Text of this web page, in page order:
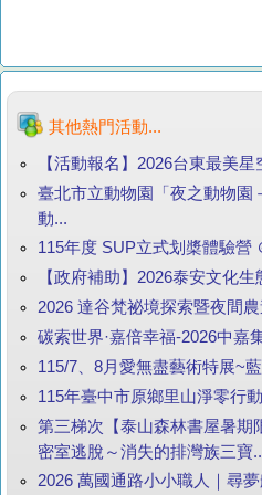
其他熱門活動...
【活動報名】2026台東最美
臺北市立動物園「夜之動物園
動...
115年度 SUP立式划槳體驗營
【政府補助】2026泰安文化生
2026 達谷梵祕境探索暨夜間
碳索世界·嘉倍幸福-2026中嘉
115/7、8月愛無盡藝術特展~
115年臺中市原鄉里山淨零行
第三梯次【泰山森林書屋暑期
密室逃脫～消失的排灣族三寶...
2026 萬國通路小小職人｜尋